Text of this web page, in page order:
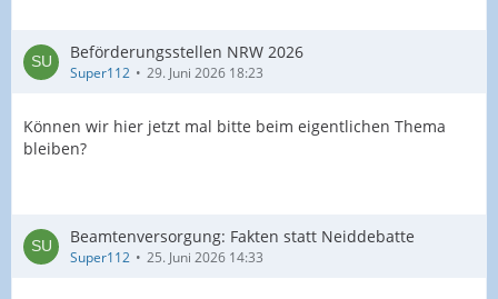
Beförderungsstellen NRW 2026
Super112 29. Juni 2026 18:23
Können wir hier jetzt mal bitte beim eigentlichen Thema
bleiben?
Beamtenversorgung: Fakten statt Neiddebatte
Super112 25. Juni 2026 14:33